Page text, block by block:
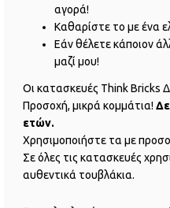
αγορά!
Καθαρίστε το με ένα
Εάν θέλετε κάποιον
μαζί μου!
Οι κατασκευές Think Bricks
Προσοχή, μικρά κομμάτια!
ετών.
Χρησιμοποιήστε τα με
Σε όλες τις κατασκευές
αυθεντικά τουβλάκια.